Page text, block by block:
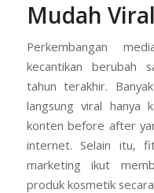
Mudah Viral
Perkembangan
kecantikan berubah
tahun terakhir.
langsung viral hanya
konten before after
internet. Selain itu,
marketing ikut
produk kosmetik